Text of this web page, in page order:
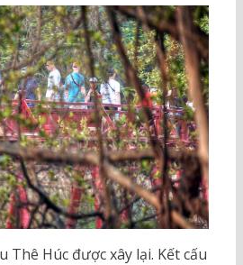
Thê Húc được xây lại. Kết cấu